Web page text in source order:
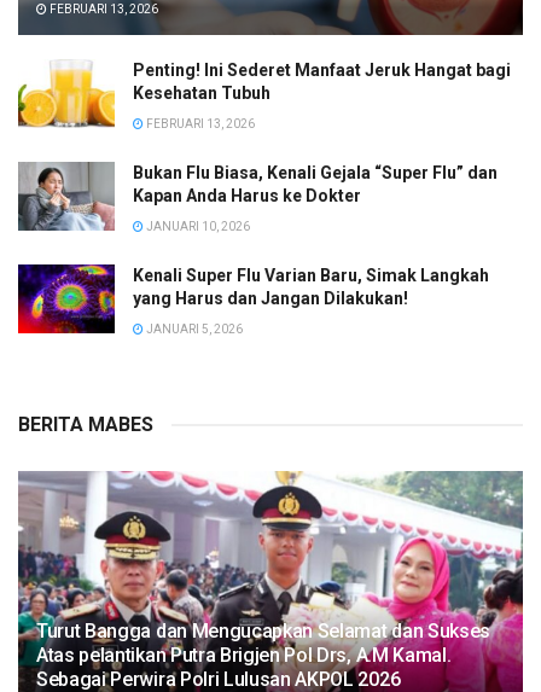
FEBRUARI 13, 2026
Penting! Ini Sederet Manfaat Jeruk Hangat bagi
Kesehatan Tubuh
FEBRUARI 13, 2026
Bukan Flu Biasa, Kenali Gejala “Super Flu” dan
Kapan Anda Harus ke Dokter
JANUARI 10, 2026
Kenali Super Flu Varian Baru, Simak Langkah
yang Harus dan Jangan Dilakukan!
JANUARI 5, 2026
BERITA MABES
Turut Bangga dan Mengucapkan Selamat dan Sukses
Atas pelantikan Putra Brigjen Pol Drs, A.M Kamal.
Sebagai Perwira Polri Lulusan AKPOL 2026